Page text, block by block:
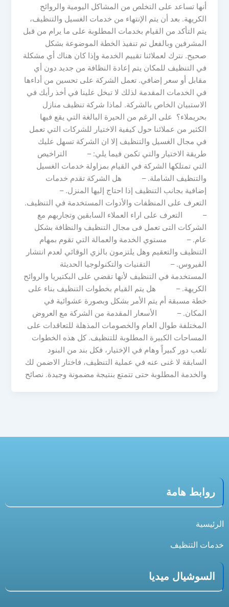
أنها تساعد على التخلص من المشاكل اليومية والروائح
الكريهة. بعد أن يتم الإنتهاء من خدمات الغسيل والتنظيف،
يتم التأكد من القيام بخدمات المطلوبة على ما يرام من قبل
المشرفين وبالفعل تم تنفيذ الخطة الموضوعة بشكل
صحيح. نترك لعملائنا تقييم الخدمة وإذا كان هناك أي مشكلة
في التنظيف للمكان يتم إعادة النظافة من جديد دون أي
مقابل أو سعر إضافي. تعمل الشركة على تحسين من أداءها
في الخدمات المقدمة لذلك لا تبخل علينا في أخذ رأيك في
الاستبيان الخاص بالشركة. لماذا شركة تنظيف منازل
بحريملاء؟ على الرغم من الحيرة البالغة التي يقع فيها
الكثير من عملائنا حول كيفية الاختيار للشركات التي تعمل
في مجال الغسيل والتنظيف إلا ان الشركة تسهل عليك
طريقة الاختيار والتي تكمن فيما يلي: – التراخيص
التي تمتلكها الشركة في القيام بمزاولة خدمات الغسيل
والتنظيف الشاملة. – هل الشركة تقدم خدمات
إضافية بجانب التنظيف إذا احتاج إليها المنزل. –
التعرف على المنظفات والأدوات المستخدمة في التنظيف.
– التعرف على اراء العملاء السابقين وتجاربهم مع
الشركات التى تعمل فى مجال التنظيف والنظافة بشكل
عام. – مستوي الخدمة والعمالة التي تقوم بمهام
التنظيف والتعقيم وهل يلتزمون بالزي الوقائي لعدم انتشار
الفيروس. – التقنيات والتكنولوجيا الحديثة
المستخدمة في التنظيف لأنها تقضي على البكتيريا والروائح
الكريهة. – هل يتم القيام بخطوات التنظيف بناء على
خطة مسبقة أم يتم الأمر بشكل وبصورة عشوائية في
المكان. – الأسعار المقدمة من الشركة مع العروض
المختلفة طوال العام والخصومات المذهلة للتعاقدات على
المساحات الكبيرة المطلوبة للتنظيف. كل هذه الخطوات
تلعب دور كبيراً وهام في الإختيار، فكل بند من البنود
السابقة لا غنى عنه في عملية التنظيف، فاختار الاضمن لك
والخدمة المطلوبة حتى تتمتع بنتيجة مضمونة وجيدة. نصائح
روابط هامة
الرئيسية
خدمات التنظيف
السوشيال ميديا